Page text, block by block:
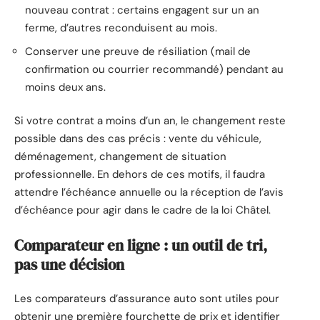
nouveau contrat : certains engagent sur un an
ferme, d’autres reconduisent au mois.
Conserver une preuve de résiliation (mail de
confirmation ou courrier recommandé) pendant au
moins deux ans.
Si votre contrat a moins d’un an, le changement reste
possible dans des cas précis : vente du véhicule,
déménagement, changement de situation
professionnelle. En dehors de ces motifs, il faudra
attendre l’échéance annuelle ou la réception de l’avis
d’échéance pour agir dans le cadre de la loi Châtel.
Comparateur en ligne : un outil de tri,
pas une décision
Les comparateurs d’assurance auto sont utiles pour
obtenir une première fourchette de prix et identifier